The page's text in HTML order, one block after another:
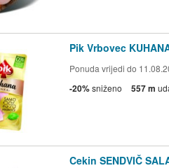
Pik Vrbovec
Ponuda vrijedi do
-20%sniženo 557 m
Cekin SENDVIČ